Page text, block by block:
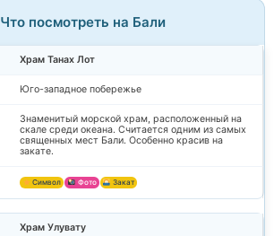
Что посмотреть на Бали
Храм Танах Лот
Юго-западное побережье
Знаменитый морской храм, расположенный на
скале среди океана. Считается одним из самых
священных мест Бали. Особенно красив на
закате.
Символ Фото Закат
Храм Улувату